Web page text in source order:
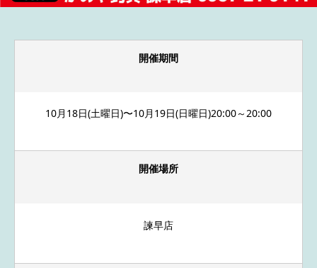
開催期間
10月18日(土曜日)〜10月19日(日曜日)20:00～20:00
開催場所
諫早店